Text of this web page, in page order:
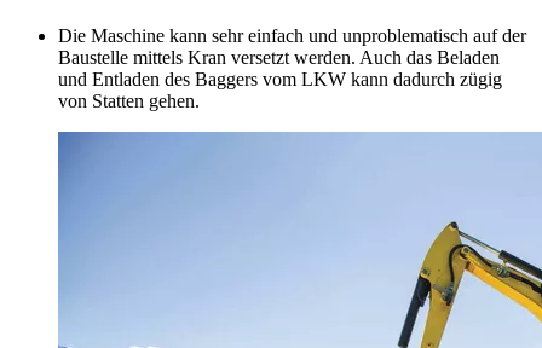
Die Maschine kann sehr einfach und unproblematisch auf der
Baustelle mittels Kran versetzt werden. Auch das Beladen
und Entladen des Baggers vom LKW kann dadurch zügig
von Statten gehen.